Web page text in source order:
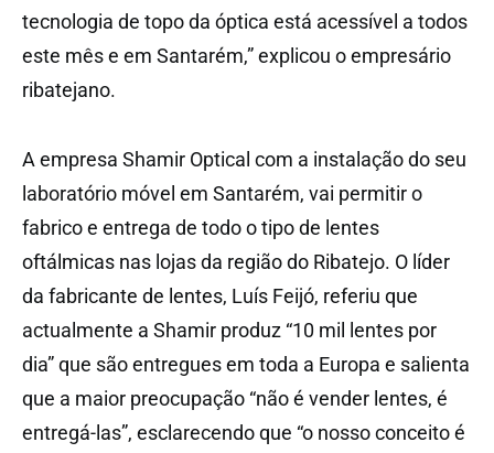
tecnologia de topo da óptica está acessível a todos
este mês e em Santarém,” explicou o empresário
ribatejano.
A empresa Shamir Optical com a instalação do seu
laboratório móvel em Santarém, vai permitir o
fabrico e entrega de todo o tipo de lentes
oftálmicas nas lojas da região do Ribatejo. O líder
da fabricante de lentes, Luís Feijó, referiu que
actualmente a Shamir produz “10 mil lentes por
dia” que são entregues em toda a Europa e salienta
que a maior preocupação “não é vender lentes, é
entregá-las”, esclarecendo que “o nosso conceito é